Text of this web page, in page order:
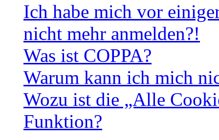
Ich habe mich vor
nicht mehr anmelden?!
Was ist COPPA?
Warum kann ich mich
Wozu ist die „Alle
Funktion?